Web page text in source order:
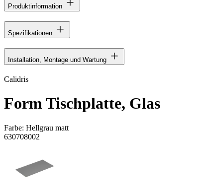
Produktinformation
Spezifikationen
Installation, Montage und Wartung
Calidris
Form Tischplatte, Glas
Farbe: Hellgrau matt
630708002